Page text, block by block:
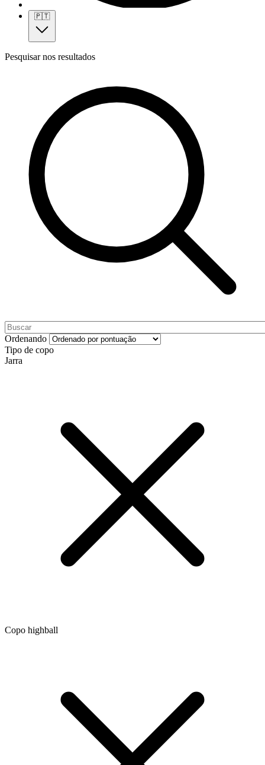
🇵🇹
Pesquisar nos resultados
Ordenando
Tipo de copo
Jarra
Copo highball